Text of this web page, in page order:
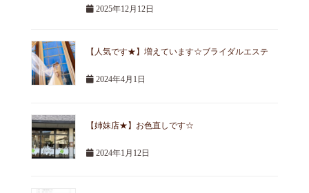
2025年12月12日
【人気です★】増えています☆ブライダルエステ
2024年4月1日
【姉妹店★】お色直しです☆
2024年1月12日